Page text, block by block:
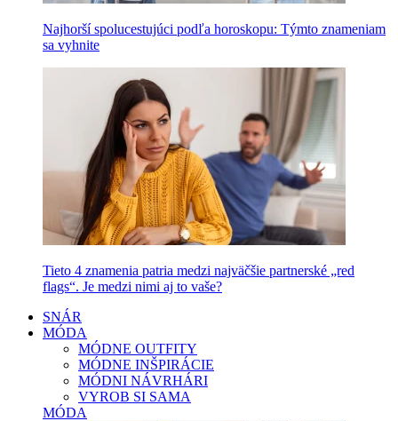
Najhorší spolucestujúci podľa horoskopu: Týmto znameniam
sa vyhnite
Tieto 4 znamenia patria medzi najväčšie partnerské „red
flags“. Je medzi nimi aj to vaše?
SNÁR
MÓDA
MÓDNE OUTFITY
MÓDNE INŠPIRÁCIE
MÓDNI NÁVRHÁRI
VYROB SI SAMA
MÓDA